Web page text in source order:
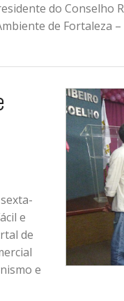
do Conselho
de Fortaleza
e
de
e